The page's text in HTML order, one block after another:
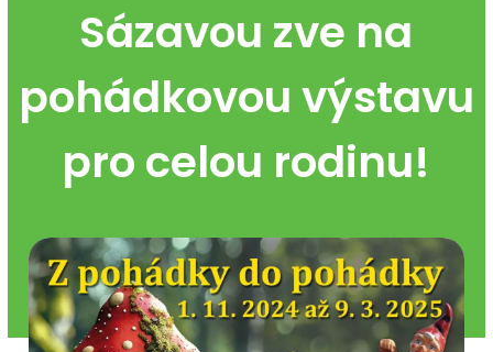
Sázavou zve na
pohádkovou výstavu
pro celou rodinu!